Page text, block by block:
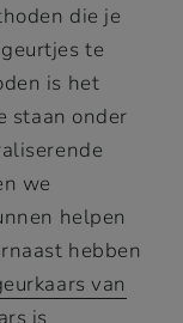
die je
te
is het
staan onder
we
helpen
hebben
van